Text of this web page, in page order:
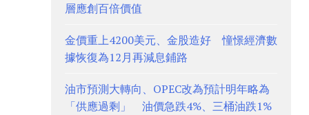
層應創百倍價值
金價重上4200美元、金股造好 憧憬經濟數
據恢復為12月再減息鋪路
油市預測大轉向、OPEC改為預計明年略為
「供應過剩」 油價急跌4%、三桶油跌1%